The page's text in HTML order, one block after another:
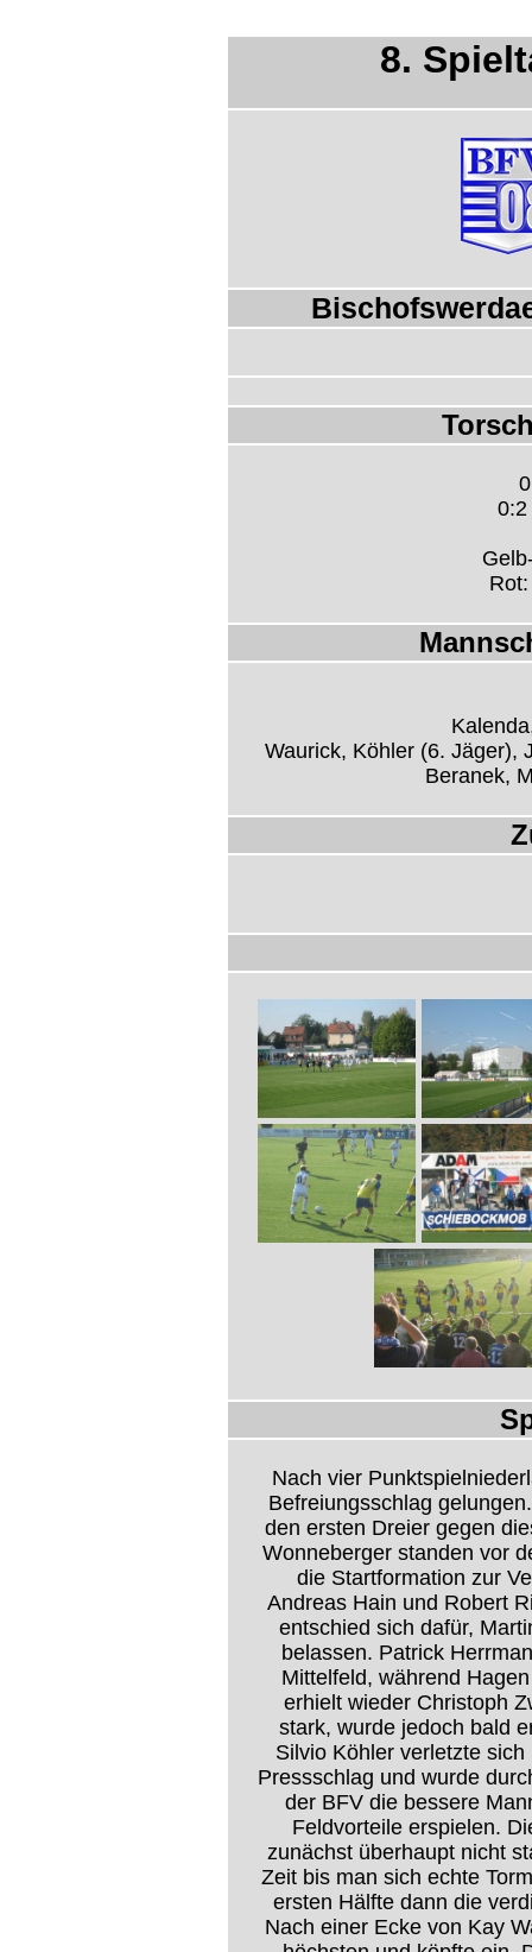
8.
0:2
Waurick, Köhler (6. Jäger),
Beranek,
Nach vier
Befreiungsschlag
den ersten Dreier gegen
Wonneberger standen vor
die Startformation zur
Andreas Hain und Robert
entschied sich dafür,
belassen. Patrick
Mittelfeld, während
erhielt wieder Christoph
stark, wurde jedoch bald
Silvio Köhler verletzte
Pressschlag und wurde
der BFV die bessere
Feldvorteile erspielen.
zunächst überhaupt nicht
Zeit bis man sich echte
ersten Hälfte dann die
Nach einer Ecke von Kay